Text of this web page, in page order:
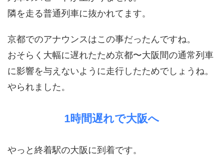
隣を走る普通列車に抜かれてます。
京都でのアナウンスはこの事だったんですね。
おそらく大幅に遅れたため京都〜大阪間の通常列車
に影響を与えないように走行したためでしょうね。
やられました。
1時間遅れで大阪へ
やっと終着駅の大阪に到着です。